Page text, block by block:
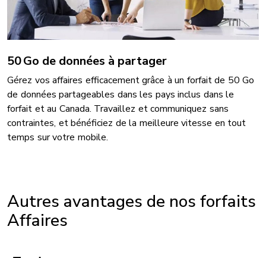
50 Go de données à partager
Gérez vos affaires efficacement grâce à un forfait de 50 Go
de données partageables dans les pays inclus dans le
forfait et au Canada. Travaillez et communiquez sans
contraintes, et bénéficiez de la meilleure vitesse en tout
temps sur votre mobile.
Autres avantages de nos forfaits
Affaires